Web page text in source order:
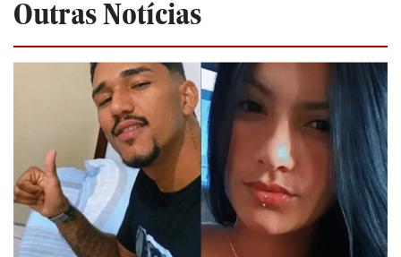
Outras Notícias